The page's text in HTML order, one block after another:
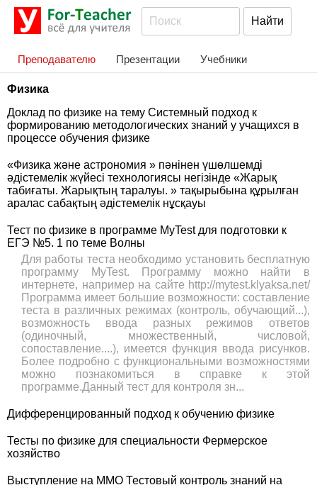
Преподавателю Презентации Учебники
Физика
Доклад по физике на тему Системный подход к
формированию методологических знаний у учащихся в
процессе обучения физике
«Физика және астрономия » пәнінен үшөлшемді
әдістемелік жүйесі технологиясы негізінде «Жарық
табиғаты. Жарықтың таралуы. » тақырыбына құрылған
аралас сабақтың әдістемелік нұсқауы
Тест по физике в программе MyTest для подготовки к
ЕГЭ №5. 1 по теме Волны
Для работы теста необходимо установить бесплатную
программу MyTest. Программу можно найти в
интернете, например на сайте http://mytest.klyaksa.net/
Программа имеет большие возможности: составление
теста в различных режимах (контроль, обучающий...),
возможность ввода разных режимов ответов
(одиночный, множественный, числовой,
сопоставление....), имеется функция ввода рисунков.
Более подробно с функциональными возможностями
можно познакомиться в справке к этой
программе.Данный тест для контроля зн...
Дифференцированный подход к обучению физике
Тесты по физике для специальности Фермерское
хозяйство
Выступление на ММО Тестовый контроль знаний на